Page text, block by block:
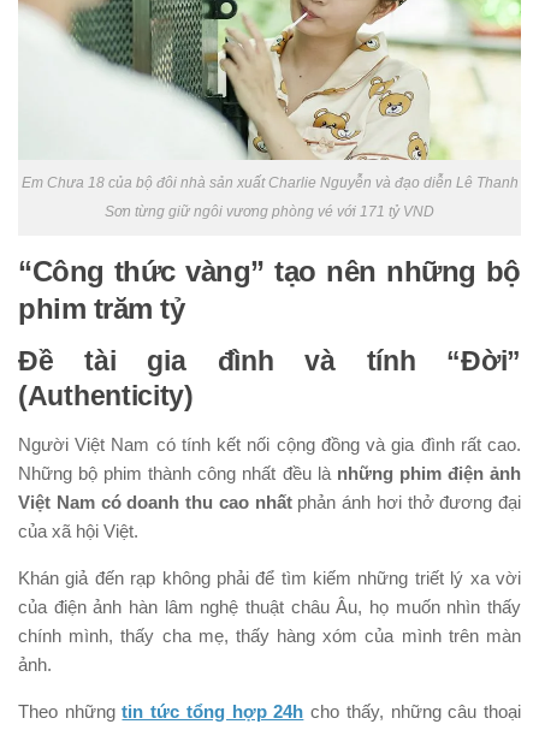
Em Chưa 18 của bộ đôi nhà sản xuất Charlie Nguyễn và đạo diễn Lê Thanh
Sơn từng giữ ngôi vương phòng vé với 171 tỷ VND
“Công thức vàng” tạo nên những bộ
phim trăm tỷ
Đề tài gia đình và tính “Đời”
(Authenticity)
Người Việt Nam có tính kết nối cộng đồng và gia đình rất cao.
Những bộ phim thành công nhất đều là những phim điện ảnh
Việt Nam có doanh thu cao nhấtphản ánh hơi thở đương đại
của xã hội Việt.
Khán giả đến rạp không phải để tìm kiếm những triết lý xa vời
của điện ảnh hàn lâm nghệ thuật châu Âu, họ muốn nhìn thấy
chính mình, thấy cha mẹ, thấy hàng xóm của mình trên màn
ảnh.
Theo nhữngtin tức tổng hợp 24h cho thấy, những câu thoại